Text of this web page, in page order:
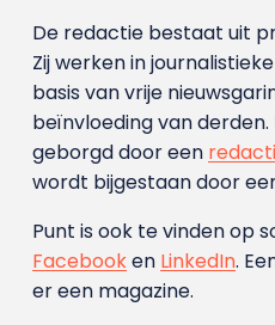
De redactie bestaat uit
Zij werken in
basis van vrije
beïnvloeding van
geborgd door een
wordt bijgestaan door
Punt is ook te vinden op
Facebooken LinkedIn.
er een magazine.